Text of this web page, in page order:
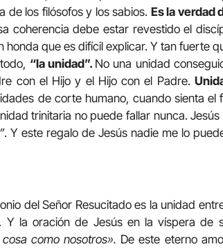
de los filósofos y los sabios. Es la verdad
coherencia debe estar revestido el
honda que es difícil explicar. Y tan fuerte
“la unidad”. No una unidad
con el Hijo y el Hijo con el Padre.
de corte humano, cuando sienta el
trinitaria no puede fallar nunca.
. Y este regalo de Jesús nadie me lo
del Señor Resucitado es la unidad
Y la oración de Jesús en la víspera de
como nosotros». De este eterno